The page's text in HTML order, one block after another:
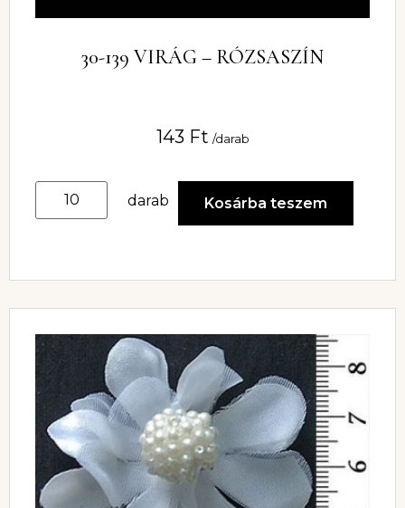
30-139 VIRÁG – RÓZSASZÍN
143 Ft /darab
darab Kosárba teszem